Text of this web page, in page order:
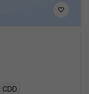
CDD